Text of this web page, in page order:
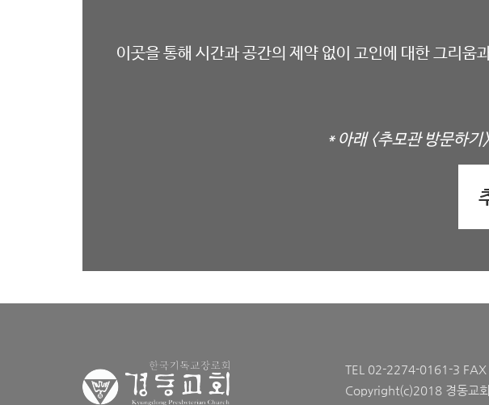
이곳을 통해 시간과 공간의 제약 없이 고인에 대한 그리움
* 아래 <추모관 방문하기>
TEL 02-2274-0161-3
Copyright(c)2018 경동교